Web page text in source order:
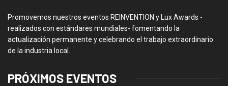
Promovemos nuestros eventos REINVENTION y Lux Awards -
realizados con estándares mundiales- fomentando la
actualización permanente y celebrando el trabajo extraordinario
de la industria local.
PRÓXIMOS EVENTOS